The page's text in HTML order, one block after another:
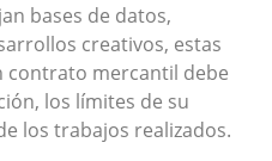
bases de datos,
creativos, estas
contrato mercantil debe
los límites de su
los trabajos realizados.